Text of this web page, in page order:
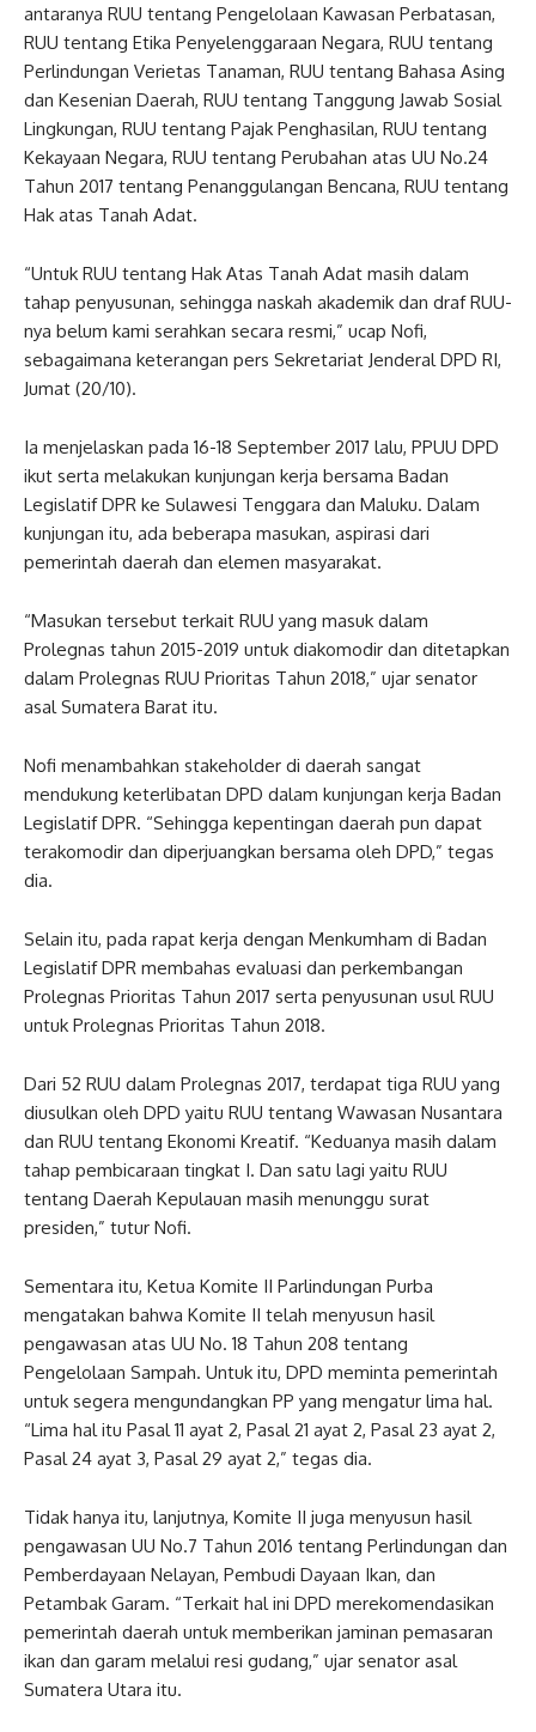
antaranya RUU tentang Pengelolaan Kawasan Perbatasan,
RUU tentang Etika Penyelenggaraan Negara, RUU tentang
Perlindungan Verietas Tanaman, RUU tentang Bahasa Asing
dan Kesenian Daerah, RUU tentang Tanggung Jawab Sosial
Lingkungan, RUU tentang Pajak Penghasilan, RUU tentang
Kekayaan Negara, RUU tentang Perubahan atas UU No.24
Tahun 2017 tentang Penanggulangan Bencana, RUU tentang
Hak atas Tanah Adat.
“Untuk RUU tentang Hak Atas Tanah Adat masih dalam
tahap penyusunan, sehingga naskah akademik dan draf RUU-
nya belum kami serahkan secara resmi,” ucap Nofi,
sebagaimana keterangan pers Sekretariat Jenderal DPD RI,
Jumat (20/10).
Ia menjelaskan pada 16-18 September 2017 lalu, PPUU DPD
ikut serta melakukan kunjungan kerja bersama Badan
Legislatif DPR ke Sulawesi Tenggara dan Maluku. Dalam
kunjungan itu, ada beberapa masukan, aspirasi dari
pemerintah daerah dan elemen masyarakat.
“Masukan tersebut terkait RUU yang masuk dalam
Prolegnas tahun 2015-2019 untuk diakomodir dan ditetapkan
dalam Prolegnas RUU Prioritas Tahun 2018,” ujar senator
asal Sumatera Barat itu.
Nofi menambahkan stakeholder di daerah sangat
mendukung keterlibatan DPD dalam kunjungan kerja Badan
Legislatif DPR. “Sehingga kepentingan daerah pun dapat
terakomodir dan diperjuangkan bersama oleh DPD,” tegas
dia.
Selain itu, pada rapat kerja dengan Menkumham di Badan
Legislatif DPR membahas evaluasi dan perkembangan
Prolegnas Prioritas Tahun 2017 serta penyusunan usul RUU
untuk Prolegnas Prioritas Tahun 2018.
Dari 52 RUU dalam Prolegnas 2017, terdapat tiga RUU yang
diusulkan oleh DPD yaitu RUU tentang Wawasan Nusantara
dan RUU tentang Ekonomi Kreatif. “Keduanya masih dalam
tahap pembicaraan tingkat I. Dan satu lagi yaitu RUU
tentang Daerah Kepulauan masih menunggu surat
presiden,” tutur Nofi.
Sementara itu, Ketua Komite II Parlindungan Purba
mengatakan bahwa Komite II telah menyusun hasil
pengawasan atas UU No. 18 Tahun 208 tentang
Pengelolaan Sampah. Untuk itu, DPD meminta pemerintah
untuk segera mengundangkan PP yang mengatur lima hal.
“Lima hal itu Pasal 11 ayat 2, Pasal 21 ayat 2, Pasal 23 ayat 2,
Pasal 24 ayat 3, Pasal 29 ayat 2,” tegas dia.
Tidak hanya itu, lanjutnya, Komite II juga menyusun hasil
pengawasan UU No.7 Tahun 2016 tentang Perlindungan dan
Pemberdayaan Nelayan, Pembudi Dayaan Ikan, dan
Petambak Garam. “Terkait hal ini DPD merekomendasikan
pemerintah daerah untuk memberikan jaminan pemasaran
ikan dan garam melalui resi gudang,” ujar senator asal
Sumatera Utara itu.